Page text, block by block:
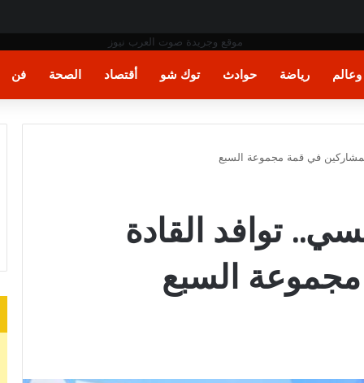
رياضة حوادث توك شو أقتصاد الصحة فن
في قمة مجموعة السبع
توافد القادة
السبع